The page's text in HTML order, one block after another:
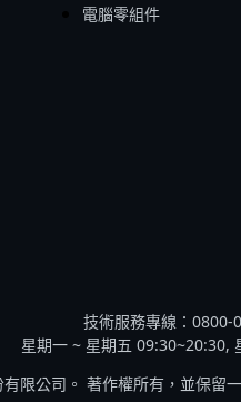
電腦零組件
技術服務專線：0800-
星期一 ~ 星期五 09:30~20:30,
限公司。 著作權所有，並保留